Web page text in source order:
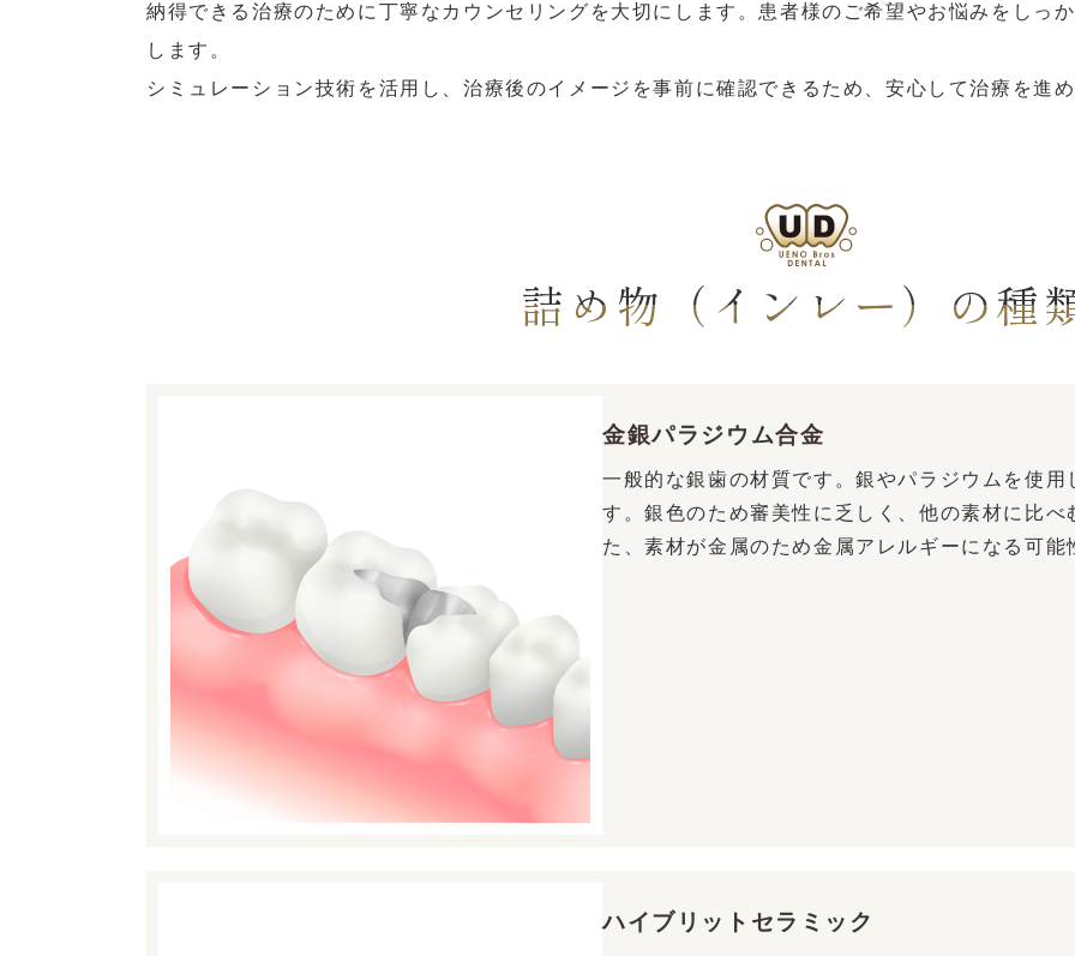
納得できる治療のために丁寧なカウンセリングを大切にします。患者様のご希望やお悩みをしっ
します。
シミュレーション技術を活用し、治療後のイメージを事前に確認できるため、安心して治療を進
詰め物（インレー）の種
金銀パラジウム合金
一般的な銀歯の材質です。銀やパラジウムを使
す。銀色のため審美性に乏しく、他の素材に比
た、素材が金属のため金属アレルギーになる可能
ハイブリットセラミック